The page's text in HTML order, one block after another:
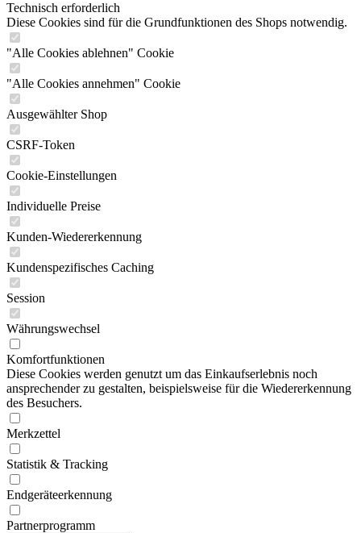
Technisch erforderlich
Diese Cookies sind für die Grundfunktionen des Shops notwendig.
"Alle Cookies ablehnen" Cookie
"Alle Cookies annehmen" Cookie
Ausgewählter Shop
CSRF-Token
Cookie-Einstellungen
Individuelle Preise
Kunden-Wiedererkennung
Kundenspezifisches Caching
Session
Währungswechsel
Komfortfunktionen
Diese Cookies werden genutzt um das Einkaufserlebnis noch
ansprechender zu gestalten, beispielsweise für die Wiedererkennung
des Besuchers.
Merkzettel
Statistik & Tracking
Endgeräteerkennung
Partnerprogramm